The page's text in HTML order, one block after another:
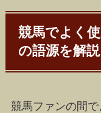
競馬でよく
の語源を解説
競馬ファンの間